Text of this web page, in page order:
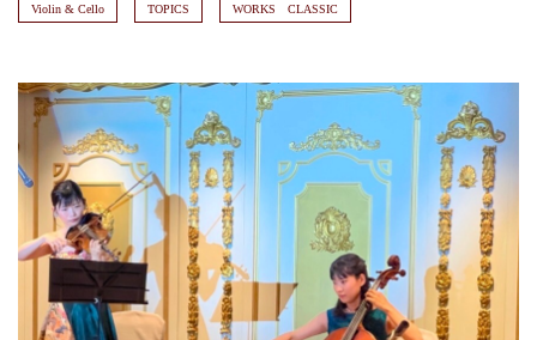
Violin & Cello TOPICS WORKS CLASSIC